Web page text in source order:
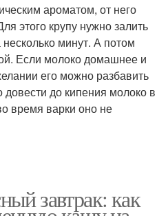
ароматом, от него
этого крупу нужно залить
минут. А потом
Если молоко домашнее и
его можно разбавить
до кипения молоко в
время варки оно не
завтрак: как